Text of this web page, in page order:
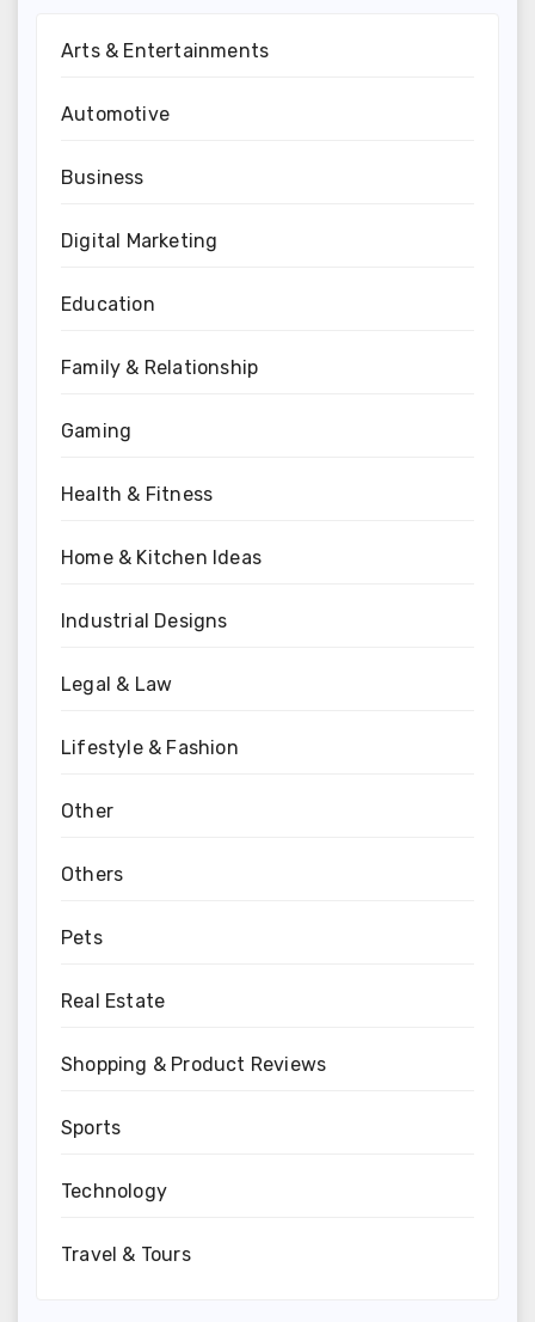
Arts & Entertainments
Automotive
Business
Digital Marketing
Education
Family & Relationship
Gaming
Health & Fitness
Home & Kitchen Ideas
Industrial Designs
Legal & Law
Lifestyle & Fashion
Other
Others
Pets
Real Estate
Shopping & Product Reviews
Sports
Technology
Travel & Tours